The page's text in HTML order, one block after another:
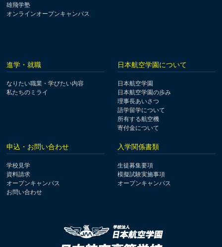
雄飛学塾
オンラインオープンキャンパス
進学・就職
なりたい職業・学びたい内容
私たちのミライ
日本航空学園について
日本航空学園
日本航空学園の歩み
理事長あいさつ
語学留学について
所有する航空機
寄付金について
申込・お問い合わせ
学校見学
資料請求
オープンキャンパス
お問い合わせ
入学関係書類
生徒募集要項
模擬試験実施事項
オープンキャンパス